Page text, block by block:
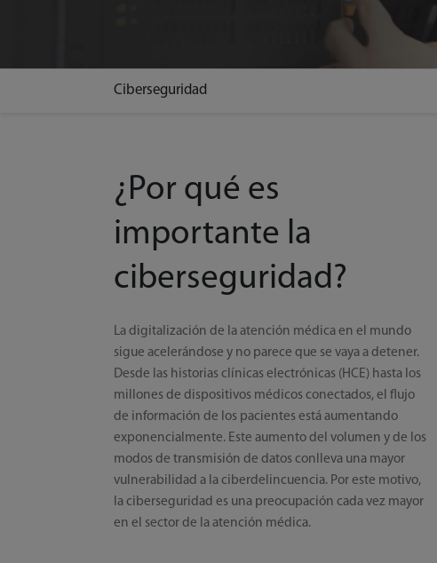
Ciberseguridad
¿Por qué es
importante la
ciberseguridad?
La digitalización de la atención médica en el mundo
sigue acelerándose y no parece que se vaya a detener.
Desde las historias clínicas electrónicas (HCE) hasta los
millones de dispositivos médicos conectados, el flujo
de información de los pacientes está aumentando
exponencialmente. Este aumento del volumen y de los
modos de transmisión de datos conlleva una mayor
vulnerabilidad a la ciberdelincuencia. Por este motivo,
la ciberseguridad es una preocupación cada vez mayor
en el sector de la atención médica.